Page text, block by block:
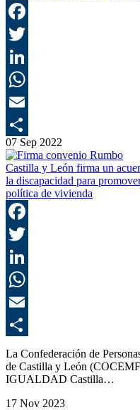
07 Sep 2022
Castilla y León firma un
la discapacidad para
política de vivienda
La Confederación de
de Castilla y León
IGUALDAD Castilla…
17 Nov 2023